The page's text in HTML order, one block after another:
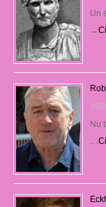
Un
→
10/
Nu